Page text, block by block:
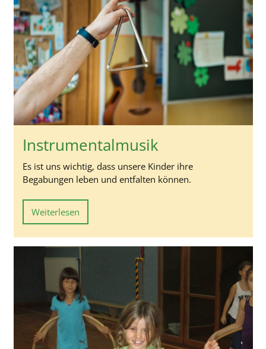
Instrumentalmusik
Es ist uns wichtig, dass unsere Kinder ihre
Begabungen leben und entfalten können.
Weiterlesen